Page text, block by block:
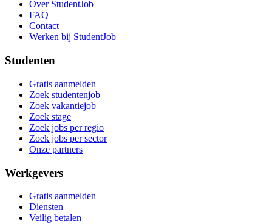
Over StudentJob
FAQ
Contact
Werken bij StudentJob
Studenten
Gratis aanmelden
Zoek studentenjob
Zoek vakantiejob
Zoek stage
Zoek jobs per regio
Zoek jobs per sector
Onze partners
Werkgevers
Gratis aanmelden
Diensten
Veilig betalen